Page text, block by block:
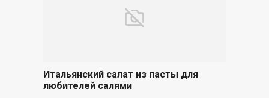
Итальянский салат из пасты для
любителей салями